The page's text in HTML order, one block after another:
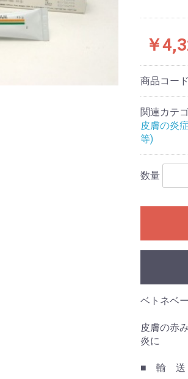
￥
商品コー
関連カテ
皮膚の炎
等)
数量
ベトネベ
皮膚の赤
炎に
■ 輸 送 1